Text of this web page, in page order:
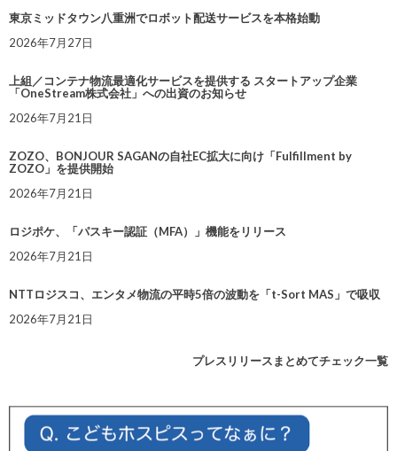
東京ミッドタウン八重洲でロボット配送サービスを本格始動
2026年7月27日
上組／コンテナ物流最適化サービスを提供する スタートアップ企業
「OneStream株式会社」への出資のお知らせ
2026年7月21日
ZOZO、BONJOUR SAGANの自社EC拡大に向け「Fulfillment by
ZOZO」を提供開始
2026年7月21日
ロジポケ、「パスキー認証（MFA）」機能をリリース
2026年7月21日
NTTロジスコ、エンタメ物流の平時5倍の波動を「t-Sort MAS」で吸収
2026年7月21日
プレスリリースまとめてチェック一覧